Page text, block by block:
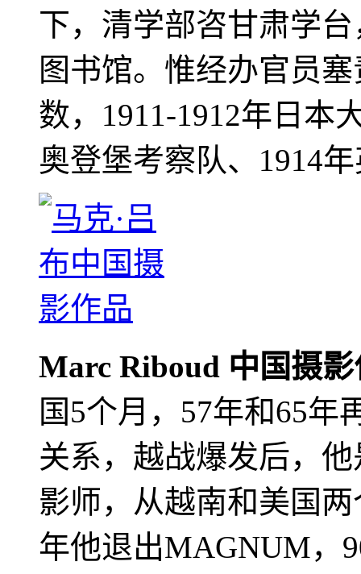
下，清学部咨甘肃学
图书馆。惟经办官员
数，1911-1912年日本
奥登堡考察队、1914
Marc Riboud 中国摄
国5个月，57年和65年
关系，越战爆发后，
影师，从越南和美国
年他退出MAGNUM，